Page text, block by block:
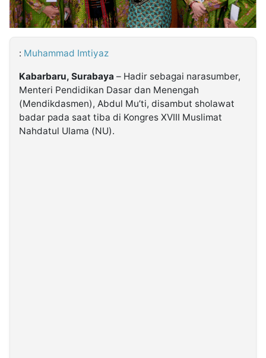
: Muhammad Imtiyaz
Kabarbaru, Surabaya – Hadir sebagai narasumber,
Menteri Pendidikan Dasar dan Menengah
(Mendikdasmen), Abdul Mu’ti, disambut sholawat
badar pada saat tiba di Kongres XVIII Muslimat
Nahdatul Ulama (NU).